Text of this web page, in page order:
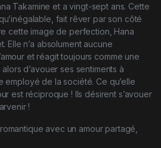
Takamine et a vingt-sept ans. Cette
fait rêver par son côté
cette image de perfection, Hana
Elle n’a absolument aucune
et réagit toujours comme une
d’avouer ses sentiments à
employé de la société. Ce qu’elle
est réciproque ! Ils désirent s’avouer
!
avec un amour partagé,